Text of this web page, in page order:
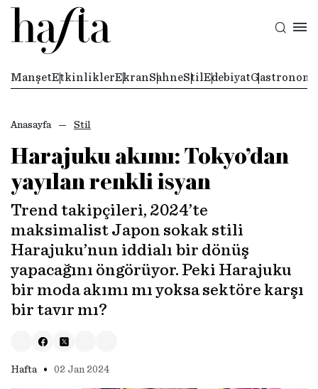
ManşetEtkinliklerEkranSahneStil EdebiyatGastronomi
Anasayfa Stil
Harajuku akımı: Tokyo’dan
yayılan renkli isyan
Trend takipçileri, 2024’te
maksimalist Japon sokak stili
Harajuku’nun iddialı bir dönüş
yapacağını öngörüyor. Peki Harajuku
bir moda akımı mı yoksa sektöre karşı
bir tavır mı?
Hafta • 02 Jan 2024